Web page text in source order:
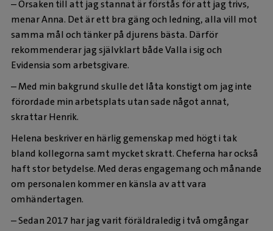
– Orsaken till att jag stannat är förstås för att jag trivs,
menar Anna. Det är ett bra gäng och ledning, alla vill mot
samma mål och tänker på djurens bästa. Därför
rekommenderar jag självklart både Valla i sig och
Evidensia som arbetsgivare.
– Med min bakgrund skulle det låta konstigt om jag inte
förordade min arbetsplats utan sade något annat,
skrattar Henrik.
Helena beskriver en härlig gemenskap med högt i tak
bland kollegorna samt mycket skratt. Cheferna har också
haft stor betydelse. Med deras engagemang och månande
om personalen kommer en känsla av att vara
omhändertagen.
– Sedan 2017 har jag varit föräldraledig i två omgångar